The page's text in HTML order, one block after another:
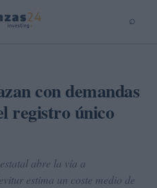
⌕
con demandas
registro único
abre la vía a
estima un coste medio de